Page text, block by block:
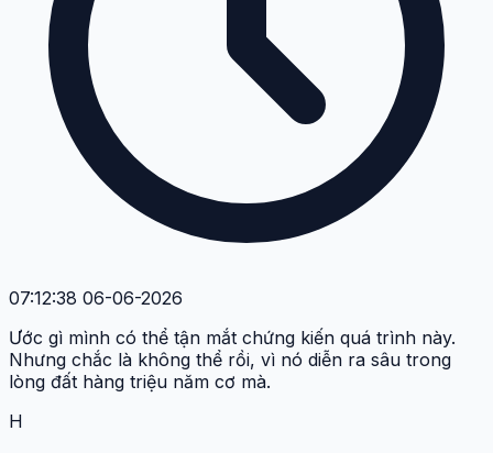
07:12:38 06-06-2026
Ước gì mình có thể tận mắt chứng kiến quá trình này.
Nhưng chắc là không thể rồi, vì nó diễn ra sâu trong
lòng đất hàng triệu năm cơ mà.
H